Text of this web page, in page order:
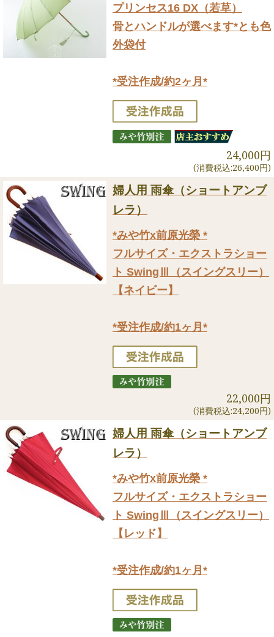
プリンセス16 DX（若草）
骨とハンドルが選べます*とも色
外袋付
*受注作成/約2ヶ月*
24,000円
(消費税込:26,400円)
婦人用 雨傘（ショートアンブ
レラ）
*みや竹x前原光榮 *
フルサイズ・エクストラショー
ト SwingⅢ（スイングスリー）
【ネイビー】
*受注作成/約1ヶ月*
22,000円
(消費税込:24,200円)
婦人用 雨傘（ショートアンブ
レラ）
*みや竹x前原光榮 *
フルサイズ・エクストラショー
ト SwingⅢ（スイングスリー）
【レッド】
*受注作成/約1ヶ月*